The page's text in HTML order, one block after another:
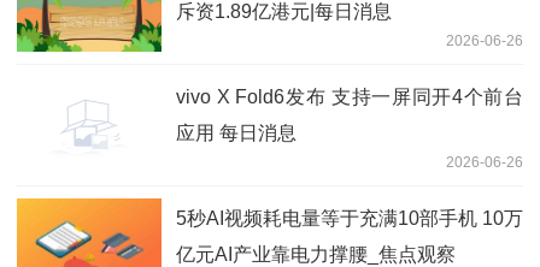
斥资1.89亿港元|每日消息
2026-06-26
vivo X Fold6发布 支持一屏同开4个前台
应用 每日消息
2026-06-26
5秒AI视频耗电量等于充满10部手机 10万
亿元AI产业靠电力撑腰_焦点观察